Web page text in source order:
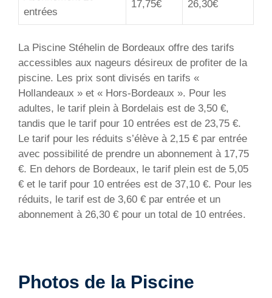
entrées
17,75€ 26,30€
La Piscine Stéhelin de Bordeaux offre des tarifs
accessibles aux nageurs désireux de profiter de la
piscine. Les prix sont divisés en tarifs «
Hollandeaux » et « Hors-Bordeaux ». Pour les
adultes, le tarif plein à Bordelais est de 3,50 €,
tandis que le tarif pour 10 entrées est de 23,75 €.
Le tarif pour les réduits s’élève à 2,15 € par entrée
avec possibilité de prendre un abonnement à 17,75
€. En dehors de Bordeaux, le tarif plein est de 5,05
€ et le tarif pour 10 entrées est de 37,10 €. Pour les
réduits, le tarif est de 3,60 € par entrée et un
abonnement à 26,30 € pour un total de 10 entrées.
Photos de la Piscine